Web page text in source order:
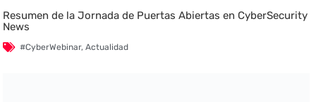
Resumen de la Jornada de Puertas Abiertas en CyberSecurity
News
#CyberWebinar,Actualidad